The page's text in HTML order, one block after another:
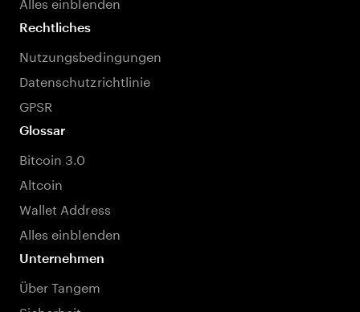
Rechtliches
Nutzungsbedingungen
Datenschutzrichtlinie
GPSR
Glossar
Bitcoin 3.0
Altcoin
Wallet Address
Alles einblenden
Unternehmen
Über Tangem